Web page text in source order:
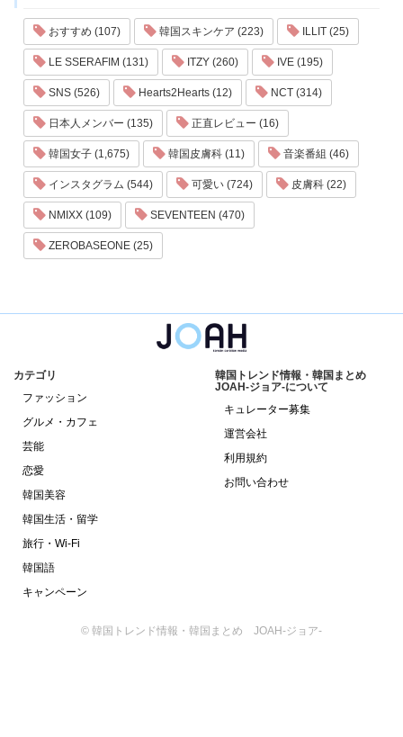
おすすめ (107) 韓国スキンケア (223) ILLIT (25)
LE SSERAFIM (131) ITZY (260) IVE (195)
SNS (526) Hearts2Hearts (12) NCT (314)
日本人メンバー (135) 正直レビュー (16)
韓国女子 (1,675) 韓国皮膚科 (11) 音楽番組 (46)
インスタグラム (544) 可愛い (724) 皮膚科 (22)
NMIXX (109) SEVENTEEN (470)
ZEROBASEONE (25)
カテゴリ
ファッション
グルメ・カフェ
芸能
恋愛
韓国美容
韓国生活・留学
旅行・Wi-Fi
韓国語
キャンペーン
韓国トレンド情報・韓国まとめ
JOAH-ジョア-について
キュレーター募集
運営会社
利用規約
お問い合わせ
© 韓国トレンド情報・韓国まとめ JOAH-ジョア-